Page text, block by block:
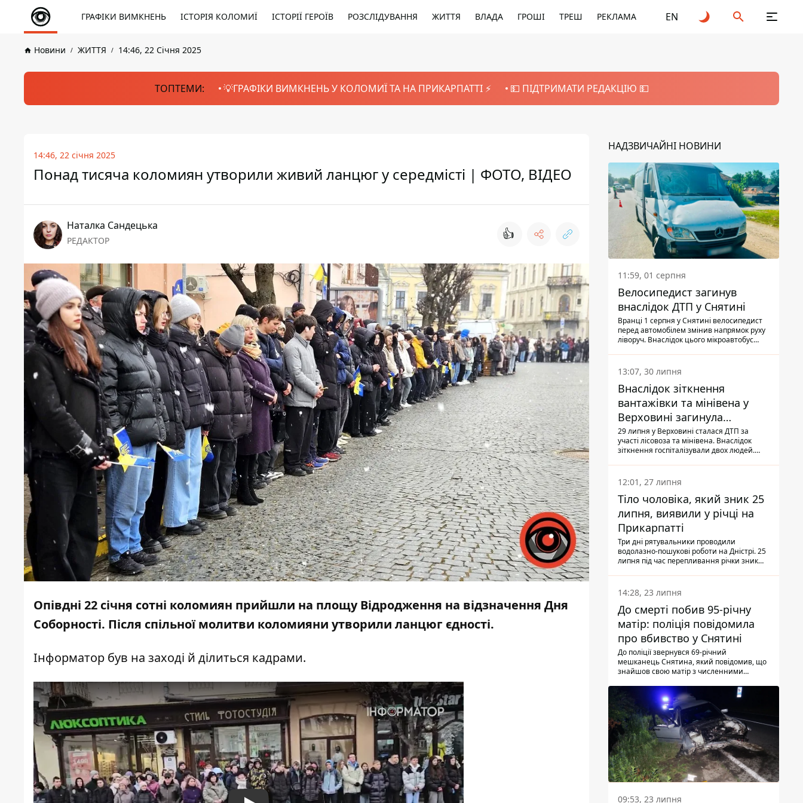
ГРАФІКИ ВИМКНЕНЬ ІСТОРІЯ КОЛОМИЇ ІСТОРІЇ ГЕРОЇВ РОЗСЛІДУВАННЯ ЖИТТЯ ВЛАДА ГРОШІ ТРЕШ РЕКЛАМА EN
Новини ЖИТТЯ 14:46, 22 Січня 2025
ТОПТЕМИ: 💡ГРАФІКИ ВИМКНЕНЬ У КОЛОМИЇ ТА НА ПРИКАРПАТТІ ⚡️ 💵 ПІДТРИМАТИ РЕДАКЦІЮ 💵
14:46, 22 січня 2025
Понад тисяча коломиян утворили живий ланцюг у середмісті | ФОТО, ВІДЕО
Наталка Сандецька
РЕДАКТОР 👍
Опівдні 22 січня сотні коломиян прийшли на площу Відродження на відзначення Дня
Соборності. Після спільної молитви коломияни утворили ланцюг єдності.
Інформатор був на заході й ділиться кадрами.
НАДЗВИЧАЙНІ НОВИНИ
11:59, 01 серпня
Велосипедист загинув
внаслідок ДТП у Снятині
Вранці 1 серпня у Снятині велосипедист
перед автомобілем змінив напрямок руху
ліворуч. Внаслідок цього мікроавтобус
13:07, 30 липня
Внаслідок зіткнення
вантажівки та мінівена у
Верховині загинула
пасажирка, водійка - у
лікарні
29 липня у Верховині сталася ДТП за
участі лісовоза та мінівена. Внаслідок
зіткнення госпіталізували двох людей.
Також травми отримала водійка
автомобіля.
12:01, 27 липня
Тіло чоловіка, який зник 25
липня, виявили у річці на
Прикарпатті
Три дні рятувальники проводили
водолазно-пошукові роботи на Дністрі. 25
липня під час перепливання річки зник
виявили тіло.
14:28, 23 липня
До смерті побив 95-річну
матір: поліція повідомила
про вбивство у Снятині
До поліції звернувся 69-річний
мешканець Снятина, який повідомив, що
знайшов свою матір з численними
з'ясували правоохоронці, ці травми жінці
наніс її син.
09:53, 23 липня